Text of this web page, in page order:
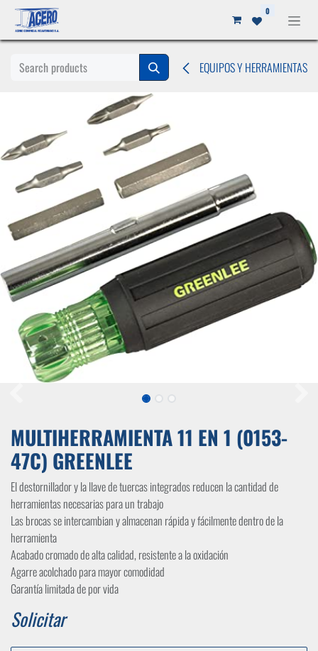
Ir al contenido 0
EQUIPOS Y HERRAMIENTAS
MULTIHERRAMIENTA 11 EN 1 (0153-
47C) GREENLEE
El destornillador y la llave de tuercas integrados reducen la cantidad de
herramientas necesarias para un trabajo
Las brocas se intercambian y almacenan rápida y fácilmente dentro de la
herramienta
Acabado cromado de alta calidad, resistente a la oxidación
Agarre acolchado para mayor comodidad
Garantía limitada de por vida
Solicitar